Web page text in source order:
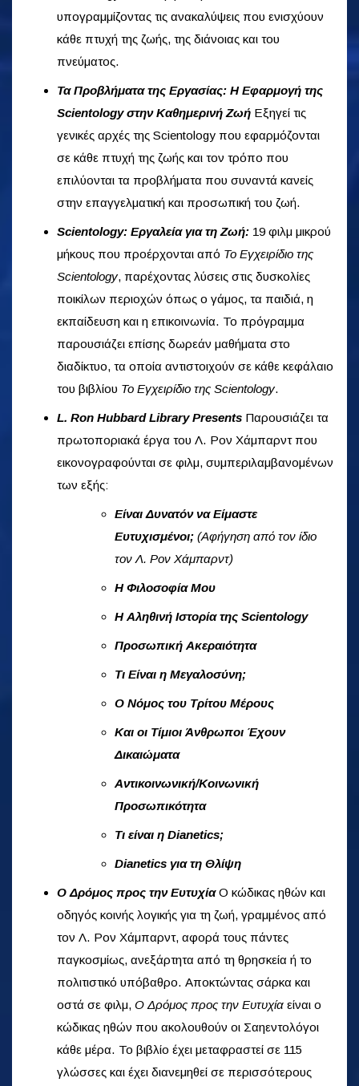
υπογραμμίζοντας τις ανακαλύψεις που ενισχύουν
κάθε πτυχή της ζωής, της διάνοιας και του
πνεύματος.
Τα Προβλήματα της Εργασίας: Η Εφαρμογή της
Scientology στην Καθημερινή Ζωή Εξηγεί τις
γενικές αρχές της Scientology που εφαρμόζονται
σε κάθε πτυχή της ζωής και τον τρόπο που
επιλύονται τα προβλήματα που συναντά κανείς
στην επαγγελματική και προσωπική του ζωή.
Scientology: Εργαλεία για τη Ζωή: 19 φιλμ μικρού
μήκους που προέρχονται από Το Εγχειρίδιο της
Scientology, παρέχοντας λύσεις στις δυσκολίες
ποικίλων περιοχών όπως ο γάμος, τα παιδιά, η
εκπαίδευση και η επικοινωνία. Το πρόγραμμα
παρουσιάζει επίσης δωρεάν μαθήματα στο
διαδίκτυο, τα οποία αντιστοιχούν σε κάθε κεφάλαιο
του βιβλίου Το Εγχειρίδιο της Scientology.
L. Ron Hubbard Library Presents Παρουσιάζει τα
πρωτοποριακά έργα του Λ. Ρον Χάμπαρντ που
εικονογραφούνται σε φιλμ, συμπεριλαμβανομένων
των εξής:
Είναι Δυνατόν να Είμαστε
Ευτυχισμένοι; (Αφήγηση από τον ίδιο
τον Λ. Ρον Χάμπαρντ)
Η Φιλοσοφία Μου
Η Αληθινή Ιστορία της Scientology
Προσωπική Ακεραιότητα
Τι Είναι η Μεγαλοσύνη;
Ο Νόμος του Τρίτου Μέρους
Και οι Τίμιοι Άνθρωποι Έχουν
Δικαιώματα
Αντικοινωνική/Κοινωνική
Προσωπικότητα
Τι είναι η Dianetics;
Dianetics για τη Θλίψη
Ο Δρόμος προς την ΕυτυχίαΟ κώδικας ηθών και
οδηγός κοινής λογικής για τη ζωή, γραμμένος από
τον Λ. Ρον Χάμπαρντ, αφορά τους πάντες
παγκοσμίως, ανεξάρτητα από τη θρησκεία ή το
πολιτιστικό υπόβαθρο. Αποκτώντας σάρκα και
οστά σε φιλμ, Ο Δρόμος προς την Ευτυχία είναι ο
κώδικας ηθών που ακολουθούν οι Σαηεντολόγοι
κάθε μέρα. Το βιβλίο έχει μεταφραστεί σε 115
γλώσσες και έχει διανεμηθεί σε περισσότερους